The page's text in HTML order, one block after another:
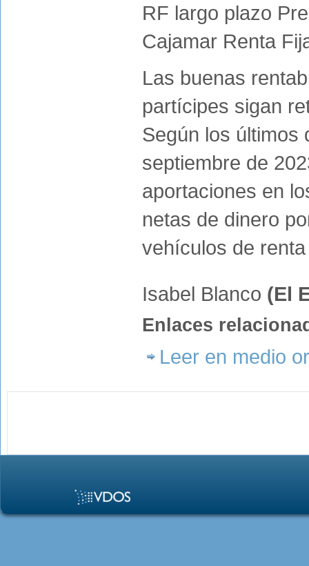
RF largo plazo
Cajamar Renta
Las buenas
partícipes sigan
Según los últimos
septiembre de
aportaciones en
netas de dinero
vehículos de
Isabel Blanco (El
Enlaces
Leer en medio